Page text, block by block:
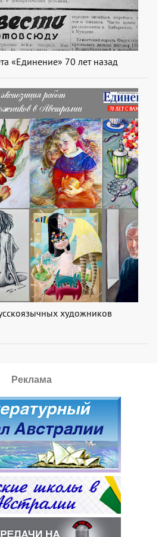
«Единение» 70 лет назад
художников
Реклама